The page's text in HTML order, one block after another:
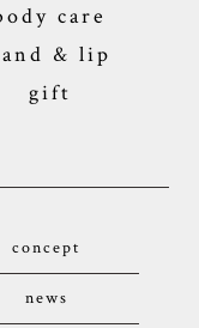
care
& lip
gift
concept
news